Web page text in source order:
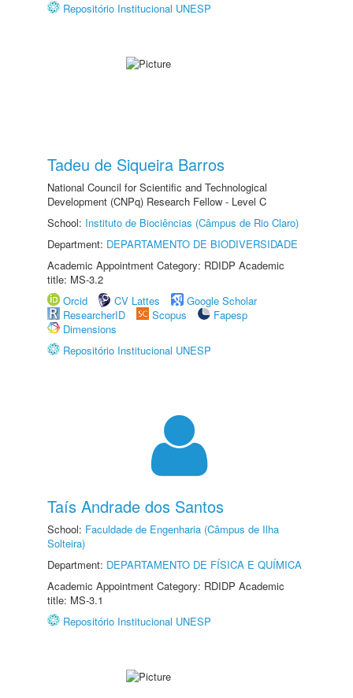
Repositório Institucional UNESP
Tadeu de Siqueira Barros
National Council for Scientific and Technological
Development (CNPq) Research Fellow - Level C
School: Instituto de Biociências (Câmpus de Rio Claro)
Department: DEPARTAMENTO DE BIODIVERSIDADE
Academic Appointment Category: RDIDP Academic
title: MS-3.2
Orcid
CV Lattes
Google Scholar
ResearcherID
Scopus
Fapesp
Dimensions
Repositório Institucional UNESP
Taís Andrade dos Santos
School: Faculdade de Engenharia (Câmpus de Ilha
Solteira)
Department: DEPARTAMENTO DE FÍSICA E QUÍMICA
Academic Appointment Category: RDIDP Academic
title: MS-3.1
Repositório Institucional UNESP